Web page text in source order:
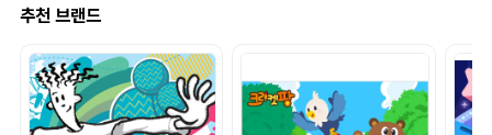
추천 브랜드